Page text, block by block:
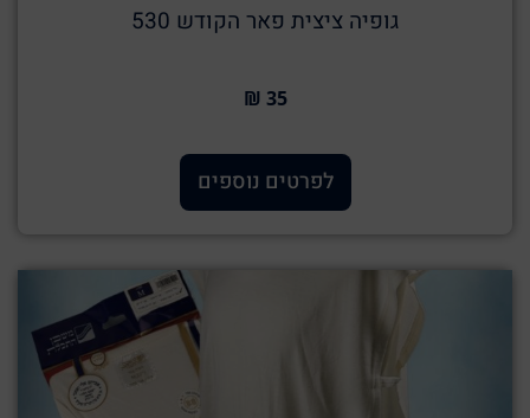
גופיה ציצית פאר הקודש 530
35 ₪
לפרטים נוספים